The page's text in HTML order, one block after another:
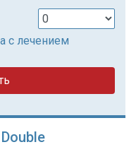
с лечением